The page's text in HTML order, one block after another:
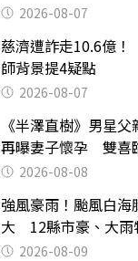
2026-08-07
慈濟遭詐走10.6億
師背景提4疑點
2026-08-07
《半澤直樹》男星父
再曝妻子懷孕 雙喜
2026-08-08
強風豪雨！颱風白
大 12縣市豪、大雨
2026-08-09